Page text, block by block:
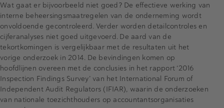
Wat gaat er bijvoorbeeld niet goed? De effectieve werking van
interne beheersingsmaatregelen van de onderneming wordt
onvoldoende gecontroleerd. Verder worden detailcontroles en
cijferanalyses niet goed uitgevoerd. De aard van de
tekortkomingen is vergelijkbaar met de resultaten uit het
vorige onderzoek in 2014. De bevindingen komen op
hoofdlijnen overeen met de conclusies in het rapport ‘2016
Inspection Findings Survey’ van het International Forum of
Independent Audit Regulators (IFIAR), waarin de onderzoeken
van nationale toezichthouders op accountantsorganisaties